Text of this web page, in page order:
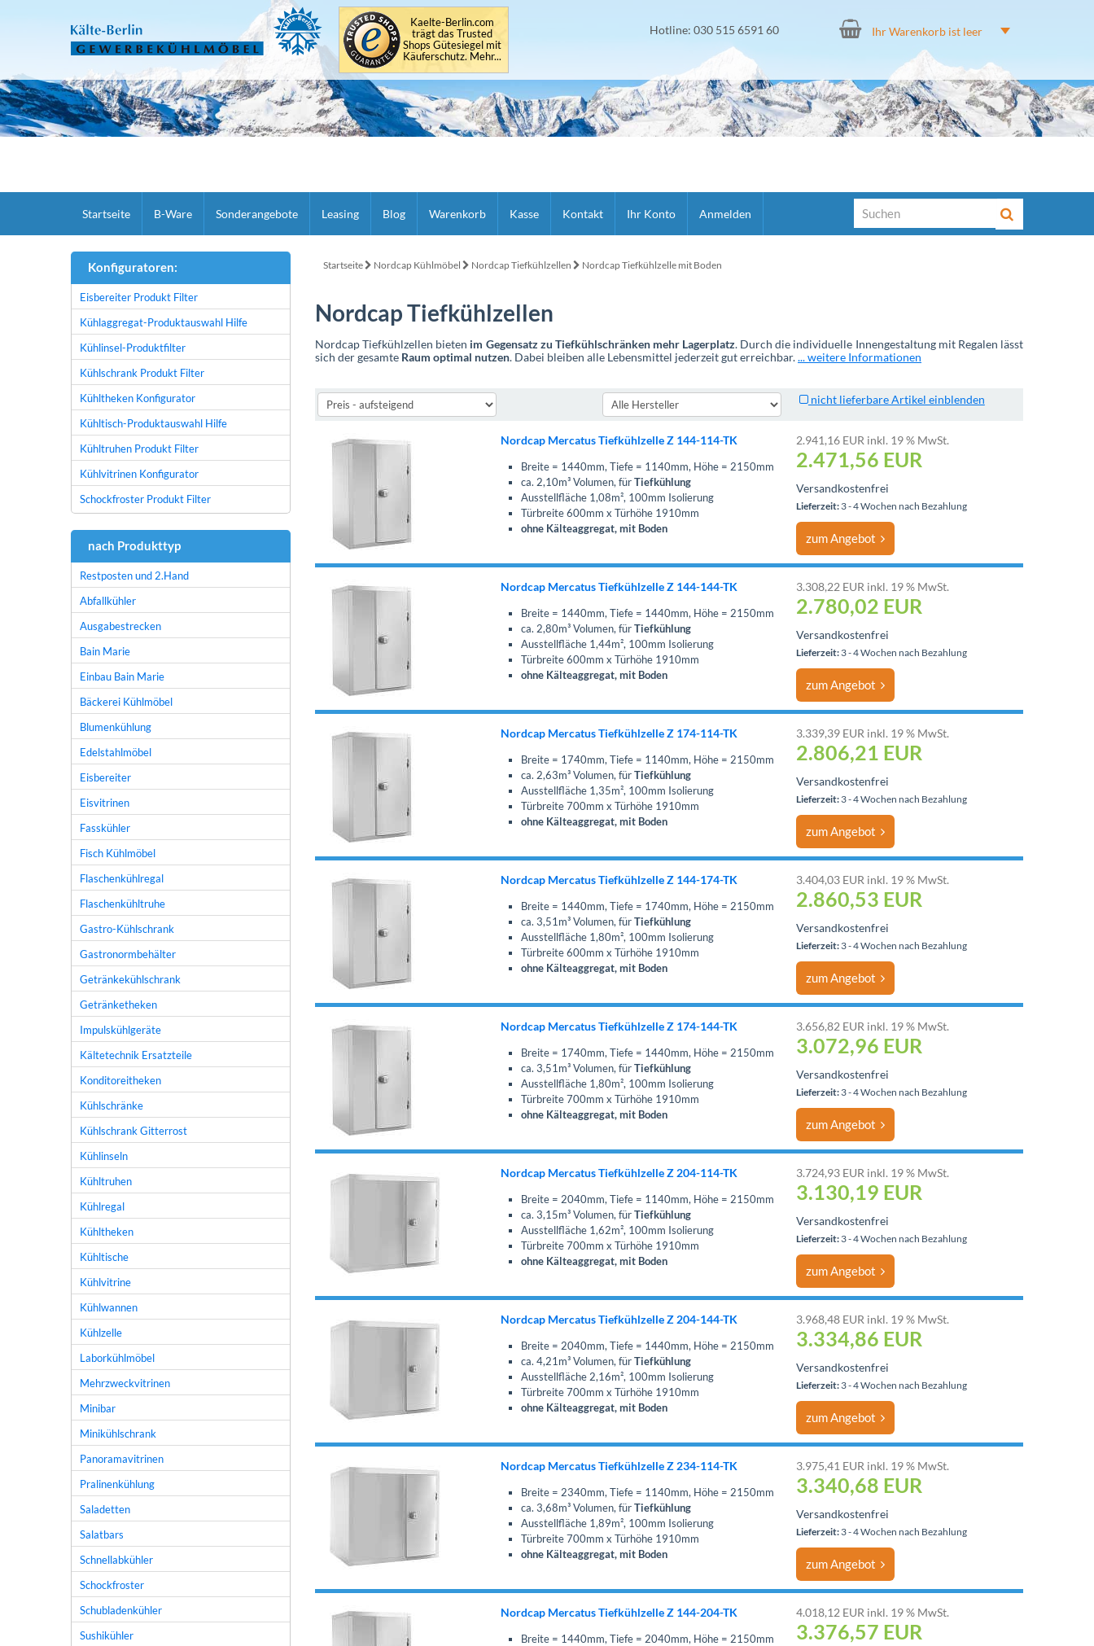
Kaelte-Berlin.com
trägt das Trusted
Shops Gütesiegel mit
Käuferschutz. Mehr...
Hotline: 030 515 6591 60 Ihr Warenkorb ist leer
Startseite B-Ware Sonderangebote Leasing Blog Warenkorb Kasse Kontakt Ihr Konto Anmelden
Startseite Nordcap Kühlmöbel Nordcap Tiefkühlzellen Nordcap Tiefkühlzelle mit Boden
Nordcap Tiefkühlzellen
Nordcap Tiefkühlzellen bieten im Gegensatz zu Tiefkühlschränken mehr Lagerplatz. Durch die individuelle Innengestaltung mit Regalen lässt
sich der gesamte Raum optimal nutzen. Dabei bleiben alle Lebensmittel jederzeit gut erreichbar.... weitere Informationen
nicht lieferbare Artikel einblenden
Nordcap Mercatus Tiefkühlzelle Z 144-114-TK
Breite = 1440mm, Tiefe = 1140mm, Höhe = 2150mm
ca. 2,10m³ Volumen, fürTiefkühlung
Ausstellfläche 1,08m², 100mm Isolierung
Türbreite 600mm x Türhöhe 1910mm
ohne Kälteaggregat, mit Boden
2.941,16 EUR inkl. 19 % MwSt.
2.471,56 EUR
Versandkostenfrei
Lieferzeit: 3 - 4 Wochen nach Bezahlung
zum Angebot
Nordcap Mercatus Tiefkühlzelle Z 144-144-TK
Breite = 1440mm, Tiefe = 1440mm, Höhe = 2150mm
ca. 2,80m³ Volumen, fürTiefkühlung
Ausstellfläche 1,44m², 100mm Isolierung
Türbreite 600mm x Türhöhe 1910mm
ohne Kälteaggregat, mit Boden
3.308,22 EUR inkl. 19 % MwSt.
2.780,02 EUR
Versandkostenfrei
Lieferzeit: 3 - 4 Wochen nach Bezahlung
zum Angebot
Nordcap Mercatus Tiefkühlzelle Z 174-114-TK
Breite = 1740mm, Tiefe = 1140mm, Höhe = 2150mm
ca. 2,63m³ Volumen, fürTiefkühlung
Ausstellfläche 1,35m², 100mm Isolierung
Türbreite 700mm x Türhöhe 1910mm
ohne Kälteaggregat, mit Boden
3.339,39 EUR inkl. 19 % MwSt.
2.806,21 EUR
Versandkostenfrei
Lieferzeit: 3 - 4 Wochen nach Bezahlung
zum Angebot
Nordcap Mercatus Tiefkühlzelle Z 144-174-TK
Breite = 1440mm, Tiefe = 1740mm, Höhe = 2150mm
ca. 3,51m³ Volumen, fürTiefkühlung
Ausstellfläche 1,80m², 100mm Isolierung
Türbreite 600mm x Türhöhe 1910mm
ohne Kälteaggregat, mit Boden
3.404,03 EUR inkl. 19 % MwSt.
2.860,53 EUR
Versandkostenfrei
Lieferzeit: 3 - 4 Wochen nach Bezahlung
zum Angebot
Nordcap Mercatus Tiefkühlzelle Z 174-144-TK
Breite = 1740mm, Tiefe = 1440mm, Höhe = 2150mm
ca. 3,51m³ Volumen, fürTiefkühlung
Ausstellfläche 1,80m², 100mm Isolierung
Türbreite 700mm x Türhöhe 1910mm
ohne Kälteaggregat, mit Boden
3.656,82 EUR inkl. 19 % MwSt.
3.072,96 EUR
Versandkostenfrei
Lieferzeit: 3 - 4 Wochen nach Bezahlung
zum Angebot
Nordcap Mercatus Tiefkühlzelle Z 204-114-TK
Breite = 2040mm, Tiefe = 1140mm, Höhe = 2150mm
ca. 3,15m³ Volumen, fürTiefkühlung
Ausstellfläche 1,62m², 100mm Isolierung
Türbreite 700mm x Türhöhe 1910mm
ohne Kälteaggregat, mit Boden
3.724,93 EUR inkl. 19 % MwSt.
3.130,19 EUR
Versandkostenfrei
Lieferzeit: 3 - 4 Wochen nach Bezahlung
zum Angebot
Nordcap Mercatus Tiefkühlzelle Z 204-144-TK
Breite = 2040mm, Tiefe = 1440mm, Höhe = 2150mm
ca. 4,21m³ Volumen, fürTiefkühlung
Ausstellfläche 2,16m², 100mm Isolierung
Türbreite 700mm x Türhöhe 1910mm
ohne Kälteaggregat, mit Boden
3.968,48 EUR inkl. 19 % MwSt.
3.334,86 EUR
Versandkostenfrei
Lieferzeit: 3 - 4 Wochen nach Bezahlung
zum Angebot
Nordcap Mercatus Tiefkühlzelle Z 234-114-TK
Breite = 2340mm, Tiefe = 1140mm, Höhe = 2150mm
ca. 3,68m³ Volumen, fürTiefkühlung
Ausstellfläche 1,89m², 100mm Isolierung
Türbreite 700mm x Türhöhe 1910mm
ohne Kälteaggregat, mit Boden
3.975,41 EUR inkl. 19 % MwSt.
3.340,68 EUR
Versandkostenfrei
Lieferzeit: 3 - 4 Wochen nach Bezahlung
zum Angebot
Nordcap Mercatus Tiefkühlzelle Z 144-204-TK
Breite = 1440mm, Tiefe = 2040mm, Höhe = 2150mm
4.018,12 EUR inkl. 19 % MwSt.
3.376,57 EUR
Konfiguratoren:
Eisbereiter Produkt Filter
Kühlaggregat-Produktauswahl Hilfe
Kühlinsel-Produktfilter
Kühlschrank Produkt Filter
Kühltheken Konfigurator
Kühltisch-Produktauswahl Hilfe
Kühltruhen Produkt Filter
Kühlvitrinen Konfigurator
Schockfroster Produkt Filter
nach Produkttyp
Restposten und 2.Hand
Abfallkühler
Ausgabestrecken
Bain Marie
Einbau Bain Marie
Bäckerei Kühlmöbel
Blumenkühlung
Edelstahlmöbel
Eisbereiter
Eisvitrinen
Fasskühler
Fisch Kühlmöbel
Flaschenkühlregal
Flaschenkühltruhe
Gastro-Kühlschrank
Gastronormbehälter
Getränkekühlschrank
Getränketheken
Impulskühlgeräte
Kältetechnik Ersatzteile
Konditoreitheken
Kühlschränke
Kühlschrank Gitterrost
Kühlinseln
Kühltruhen
Kühlregal
Kühltheken
Kühltische
Kühlvitrine
Kühlwannen
Kühlzelle
Laborkühlmöbel
Mehrzweckvitrinen
Minibar
Minikühlschrank
Panoramavitrinen
Pralinenkühlung
Saladetten
Salatbars
Schnellabkühler
Schockfroster
Schubladenkühler
Sushikühler